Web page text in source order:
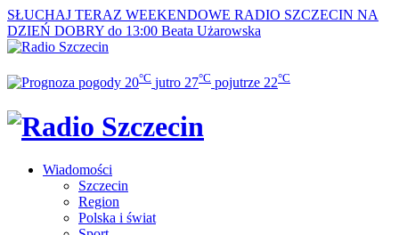
SŁUCHAJ TERAZ WEEKENDOWE RADIO SZCZECIN NA
DZIEŃ DOBRY do 13:00 Beata Użarowska
20°C jutro 27°C pojutrze 22°C
Wiadomości
Szczecin
Region
Polska i świat